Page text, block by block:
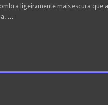
ligeiramente mais escura que a
…